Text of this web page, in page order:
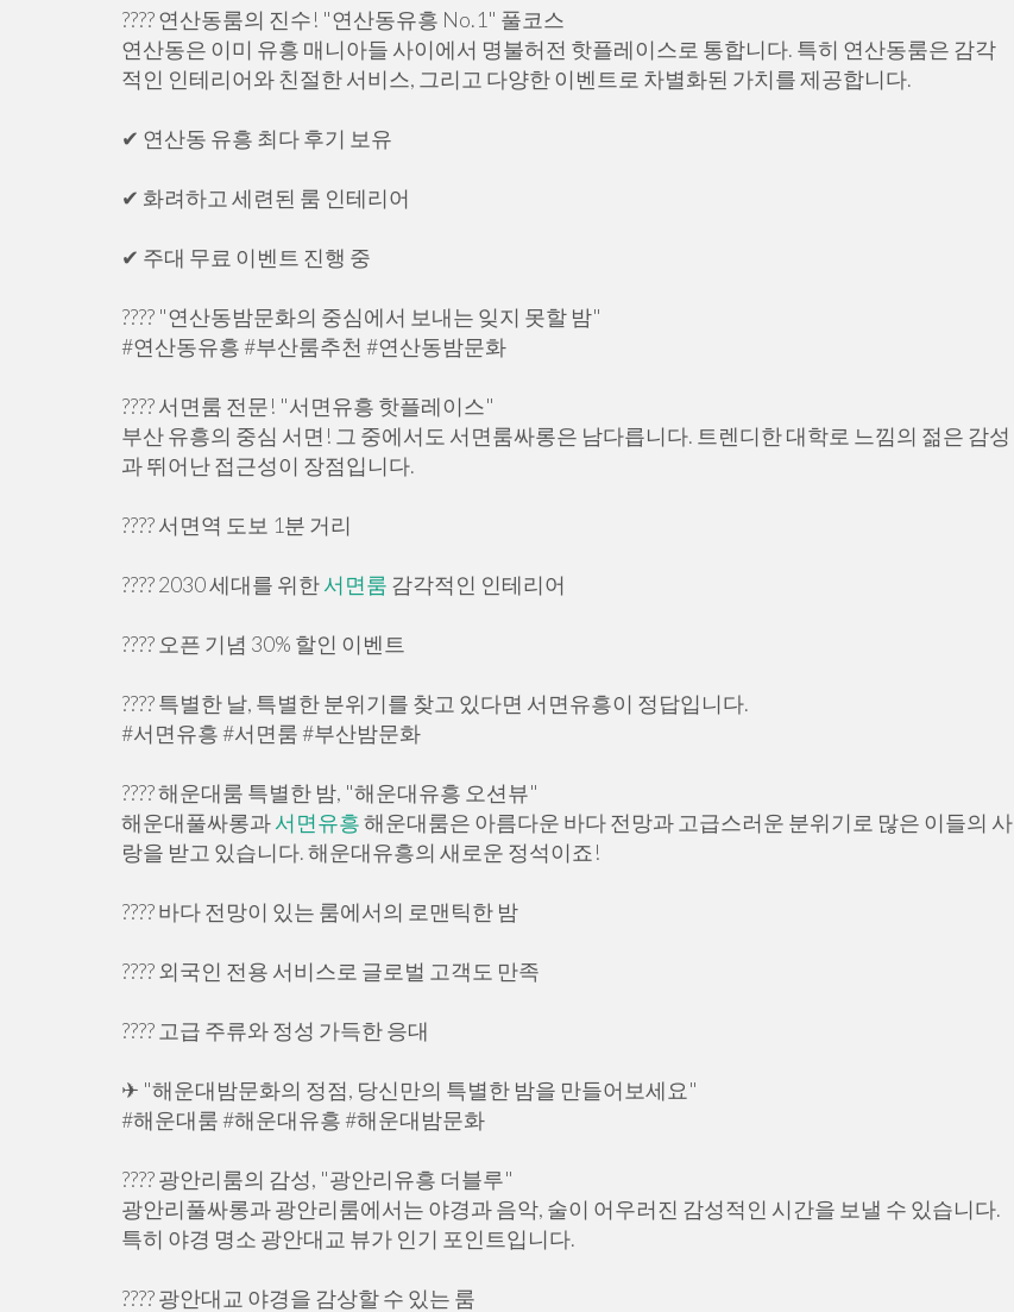
???? 연산동룸의 진수! "연산동유흥 No.1" 풀코스
연산동은 이미 유흥 매니아들 사이에서 명불허전 핫플레이스로 통합니다. 특히 연산동룸은 감각
적인 인테리어와 친절한 서비스, 그리고 다양한 이벤트로 차별화된 가치를 제공합니다.
✔ 연산동 유흥 최다 후기 보유
✔ 화려하고 세련된 룸 인테리어
✔ 주대 무료 이벤트 진행 중
???? "연산동밤문화의 중심에서 보내는 잊지 못할 밤"
#연산동유흥 #부산룸추천 #연산동밤문화
???? 서면룸 전문! "서면유흥 핫플레이스"
부산 유흥의 중심 서면! 그 중에서도 서면룸싸롱은 남다릅니다. 트렌디한 대학로 느낌의 젊은 감성
과 뛰어난 접근성이 장점입니다.
???? 서면역 도보 1분 거리
???? 2030 세대를 위한서면룸 감각적인 인테리어
???? 오픈 기념 30% 할인 이벤트
???? 특별한 날, 특별한 분위기를 찾고 있다면 서면유흥이 정답입니다.
#서면유흥 #서면룸 #부산밤문화
???? 해운대룸 특별한 밤, "해운대유흥 오션뷰"
해운대풀싸롱과서면유흥해운대룸은 아름다운 바다 전망과 고급스러운 분위기로 많은 이들의 사
랑을 받고 있습니다. 해운대유흥의 새로운 정석이죠!
???? 바다 전망이 있는 룸에서의 로맨틱한 밤
???? 외국인 전용 서비스로 글로벌 고객도 만족
???? 고급 주류와 정성 가득한 응대
✈ "해운대밤문화의 정점, 당신만의 특별한 밤을 만들어보세요"
#해운대룸 #해운대유흥 #해운대밤문화
???? 광안리룸의 감성, "광안리유흥 더블루"
광안리풀싸롱과 광안리룸에서는 야경과 음악, 술이 어우러진 감성적인 시간을 보낼 수 있습니다.
특히 야경 명소 광안대교 뷰가 인기 포인트입니다.
???? 광안대교 야경을 감상할 수 있는 룸